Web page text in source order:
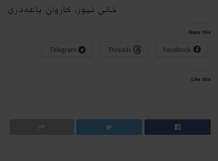
خانی نیوز، کاروان باعەدری
Share this:
Facebook
Threads
Telegram
Like this: